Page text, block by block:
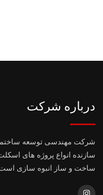
درباره شرکت
شرکت مهندسی توسعه
سازنده انواع پروژه های
ساخت و ساز انبوه سازی